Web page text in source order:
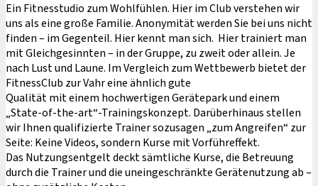
Ein Fitnesstudio zum Wohlfühlen. Hier im Club verstehen wir
uns als eine große Familie. Anonymität werden Sie bei uns nicht
finden – im Gegenteil. Hier kennt man sich. Hier trainiert man
mit Gleichgesinnten – in der Gruppe, zu zweit oder allein. Je
nach Lust und Laune. Im Vergleich zum Wettbewerb bietet der
FitnessClub zur Vahr eine ähnlich gute
Qualität mit einem hochwertigen Gerätepark und einem
„State-of-the-art“-Trainingskonzept. Darüberhinaus stellen
wir Ihnen qualifizierte Trainer sozusagen „zum Angreifen“ zur
Seite: Keine Videos, sondern Kurse mit Vorführeffekt.
Das Nutzungsentgelt deckt sämtliche Kurse, die Betreuung
durch die Trainer und die uneingeschränkte Gerätenutzung ab –